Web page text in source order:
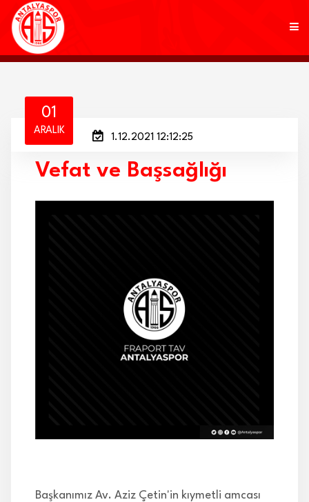
KULÜP
AKADEMİ
MARKALAR
01
ARALIK
1.12.2021 12:12:25
Vefat ve Başsağlığı
Başkanımız Av. Aziz Çetin'in kıymetli amcası